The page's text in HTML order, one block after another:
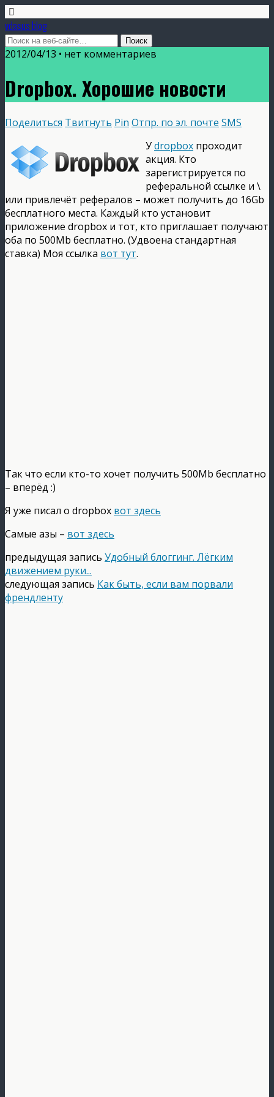
vdasus blog
2012/04/13 • нет комментариев
Dropbox. Хорошие новости
Поделиться Твитнуть Pin Отпр. по эл. почте SMS
Уdropbox проходит
акция. Кто
зарегистрируется по
реферальной ссылке и \
или привлечёт рефералов – может получить до 16Gb
бесплатного места. Каждый кто установит
приложение dropbox и тот, кто приглашает получают
оба по 500Mb бесплатно. (Удвоена стандартная
ставка) Моя ссылка вот тут.
Так что если кто-то хочет получить 500Mb бесплатно
– вперёд :)
Я уже писал о dropbox вот здесь
Самые азы – вот здесь
предыдущая запись Удобный блоггинг. Лёгким
движением руки...
следующая запись Как быть, если вам порвали
френдленту